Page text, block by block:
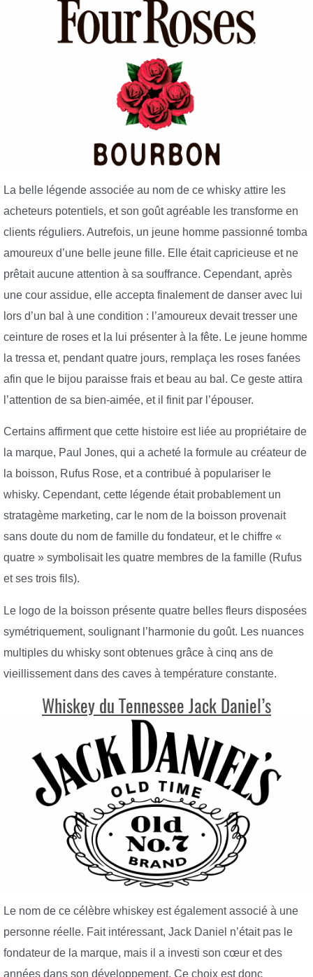
La belle légende associée au nom de ce whisky attire les
acheteurs potentiels, et son goût agréable les transforme en
clients réguliers. Autrefois, un jeune homme passionné tomba
amoureux d’une belle jeune fille. Elle était capricieuse et ne
prêtait aucune attention à sa souffrance. Cependant, après
une cour assidue, elle accepta finalement de danser avec lui
lors d’un bal à une condition : l’amoureux devait tresser une
ceinture de roses et la lui présenter à la fête. Le jeune homme
la tressa et, pendant quatre jours, remplaça les roses fanées
afin que le bijou paraisse frais et beau au bal. Ce geste attira
l’attention de sa bien-aimée, et il finit par l’épouser.
Certains affirment que cette histoire est liée au propriétaire de
la marque, Paul Jones, qui a acheté la formule au créateur de
la boisson, Rufus Rose, et a contribué à populariser le
whisky. Cependant, cette légende était probablement un
stratagème marketing, car le nom de la boisson provenait
sans doute du nom de famille du fondateur, et le chiffre «
quatre » symbolisait les quatre membres de la famille (Rufus
et ses trois fils).
Le logo de la boisson présente quatre belles fleurs disposées
symétriquement, soulignant l’harmonie du goût. Les nuances
multiples du whisky sont obtenues grâce à cinq ans de
vieillissement dans des caves à température constante.
Whiskey du Tennessee Jack Daniel’s
Le nom de ce célèbre whiskey est également associé à une
personne réelle. Fait intéressant, Jack Daniel n’était pas le
fondateur de la marque, mais il a investi son cœur et des
années dans son développement. Ce choix est donc